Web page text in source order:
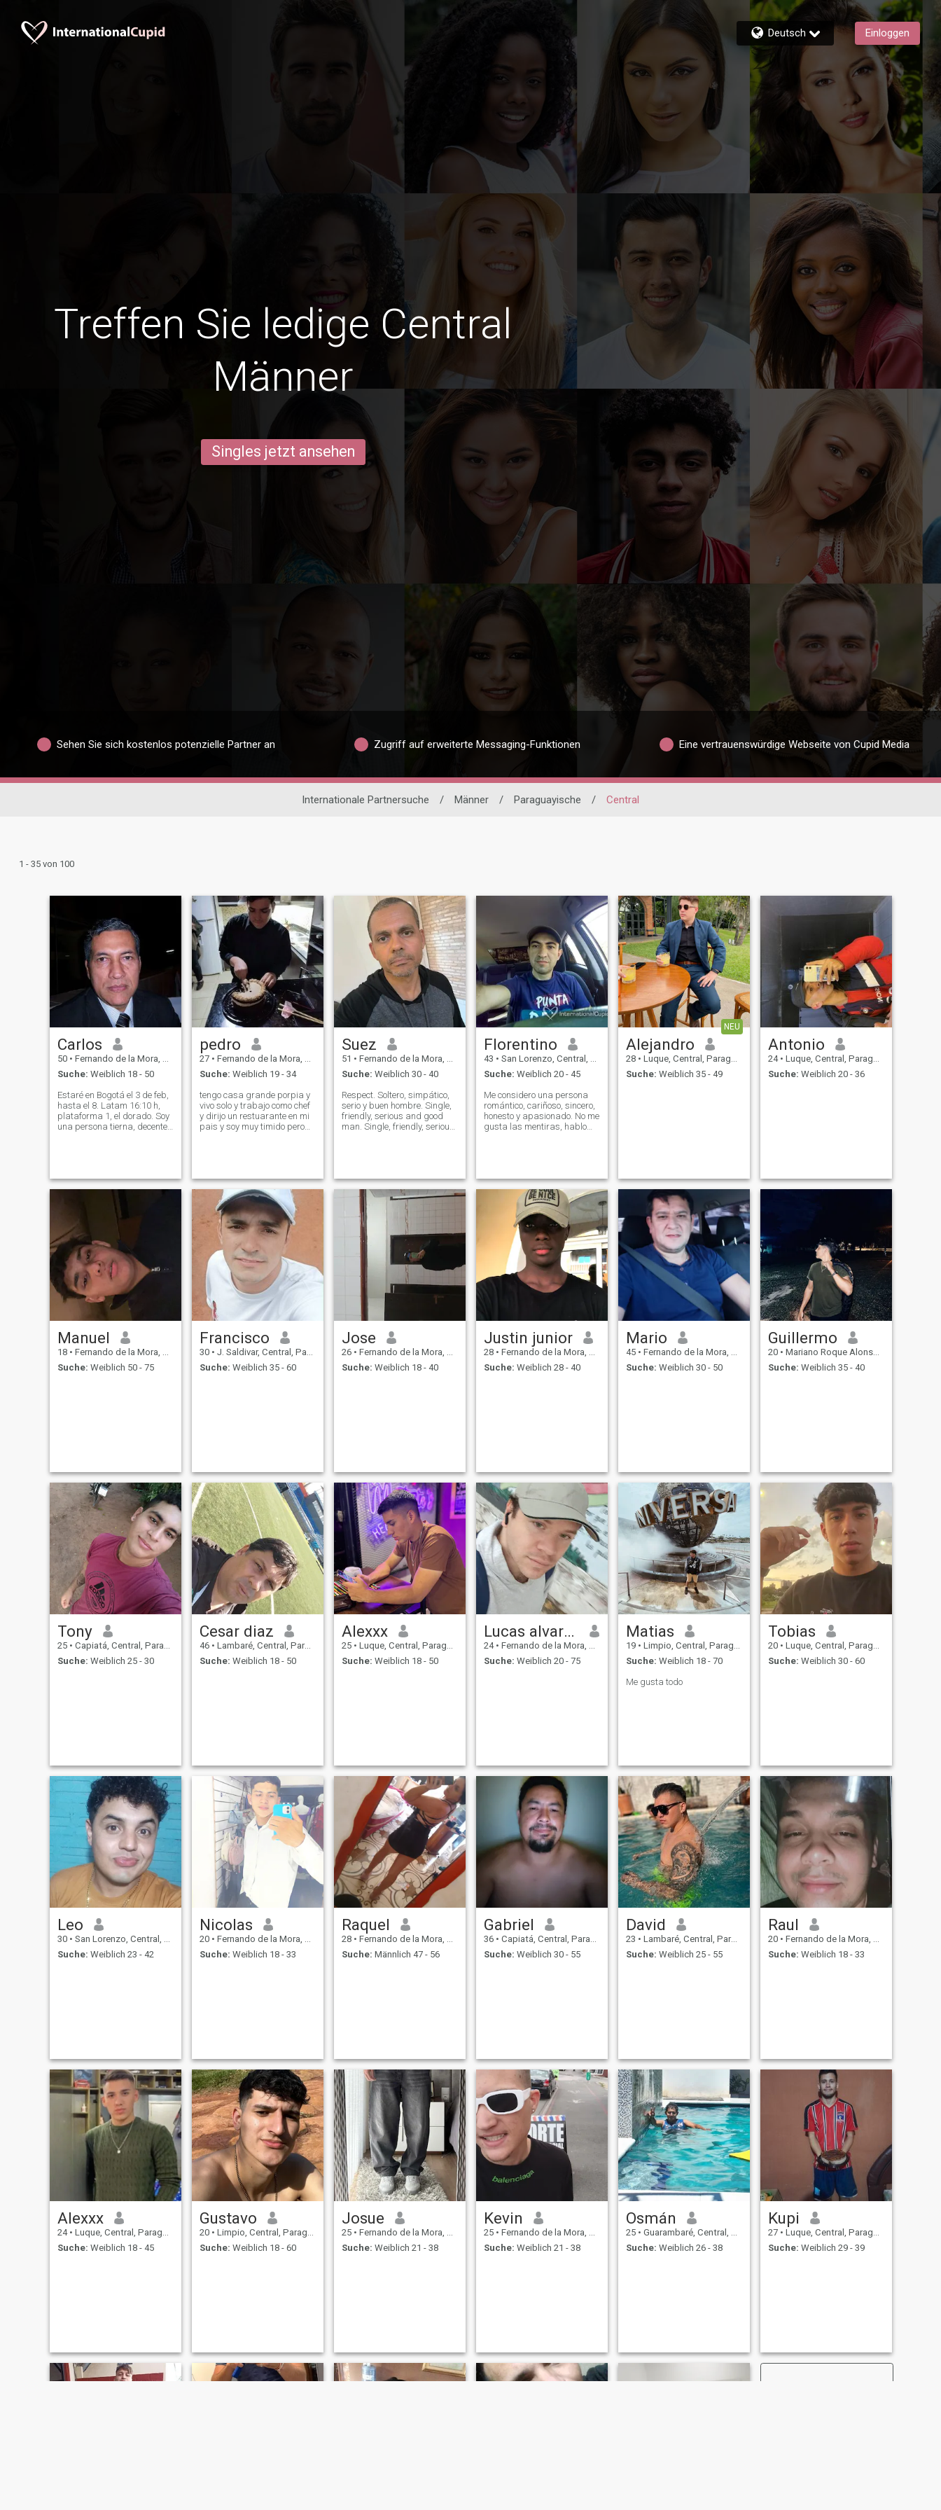
Deutsch Einloggen
Treffen Sie ledige Central
Männer
Singles jetzt ansehen
Sehen Sie sich kostenlos potenzielle Partner an Zugriff auf erweiterte Messaging-Funktionen Eine vertrauenswürdige Webseite von Cupid Media
Internationale Partnersuche / Männer / Paraguayische / Central
1 - 35 von 100
Carlos
50 • Fernando de la Mora, Central, Paraguay
Suche: Weiblich 18 - 50
Estaré en Bogotá el 3 de feb,
hasta el 8. Latam 16:10 h,
plataforma 1, el dorado. Soy
una persona tierna, decente,
los pobres y necesitados
cuando puedo, c
pedro
27 • Fernando de la Mora, Central, Paraguay
Suche: Weiblich 19 - 34
tengo casa grande porpia y
vivo solo y trabajo como chef
y dirijo un restuarante en mi
pais y soy muy timido pero
tranquila, trandicional,
alegre,soy
Suez
51 • Fernando de la Mora, Central, Paraguay
Suche: Weiblich 30 - 40
Respect. Soltero, simpático,
serio y buen hombre. Single,
friendly, serious and good
man. Single, friendly, serious
learn Eng
Florentino
43 • San Lorenzo, Central, Paraguay
Suche: Weiblich 20 - 45
Me considero una persona
romántico, cariñoso, sincero,
honesto y apasionado. No me
gusta las mentiras, hablo
Valoro mucho a las mujeres,
pu
NEU
Alejandro
28 • Luque, Central, Paraguay
Suche: Weiblich 35 - 49
Antonio
24 • Luque, Central, Paraguay
Suche: Weiblich 20 - 36
Manuel
18 • Fernando de la Mora, Central, Paraguay
Suche: Weiblich 50 - 75
Francisco
30 • J. Saldivar, Central, Paraguay
Suche: Weiblich 35 - 60
Jose
26 • Fernando de la Mora, Central, Paraguay
Suche: Weiblich 18 - 40
Justin junior
28 • Fernando de la Mora, Central, Paraguay
Suche: Weiblich 28 - 40
Mario
45 • Fernando de la Mora, Central, Paraguay
Suche: Weiblich 30 - 50
Guillermo
20 • Mariano Roque Alonso, Central, Paraguay
Suche: Weiblich 35 - 40
Tony
25 • Capiatá, Central, Paraguay
Suche: Weiblich 25 - 30
Cesar diaz
46 • Lambaré, Central, Paraguay
Suche: Weiblich 18 - 50
Alexxx
25 • Luque, Central, Paraguay
Suche: Weiblich 18 - 50
Lucas alvarez
24 • Fernando de la Mora, Central, Paraguay
Suche: Weiblich 20 - 75
Matias
19 • Limpio, Central, Paraguay
Suche: Weiblich 18 - 70
Me gusta todo
Tobias
20 • Luque, Central, Paraguay
Suche: Weiblich 30 - 60
Leo
30 • San Lorenzo, Central, Paraguay
Suche: Weiblich 23 - 42
Nicolas
20 • Fernando de la Mora, Central, Paraguay
Suche: Weiblich 18 - 33
Raquel
28 • Fernando de la Mora, Central, Paraguay
Suche: Männlich 47 - 56
Gabriel
36 • Capiatá, Central, Paraguay
Suche: Weiblich 30 - 55
David
23 • Lambaré, Central, Paraguay
Suche: Weiblich 25 - 55
Raul
20 • Fernando de la Mora, Central, Paraguay
Suche: Weiblich 18 - 33
Alexxx
24 • Luque, Central, Paraguay
Suche: Weiblich 18 - 45
Gustavo
20 • Limpio, Central, Paraguay
Suche: Weiblich 18 - 60
Josue
25 • Fernando de la Mora, Central, Paraguay
Suche: Weiblich 21 - 38
Kevin
25 • Fernando de la Mora, Central, Paraguay
Suche: Weiblich 21 - 38
Osmán
25 • Guarambaré, Central, Paraguay
Suche: Weiblich 26 - 38
Kupi
27 • Luque, Central, Paraguay
Suche: Weiblich 29 - 39